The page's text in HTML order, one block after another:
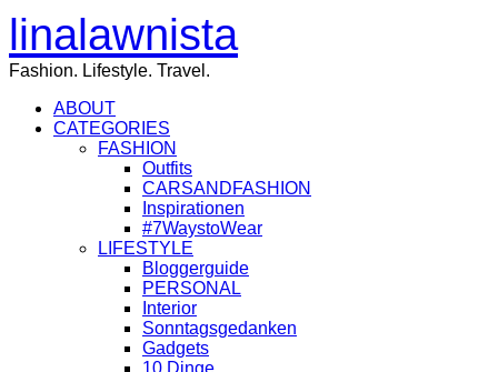
linalawnista
Fashion. Lifestyle. Travel.
ABOUT
CATEGORIES
FASHION
Outfits
CARSANDFASHION
Inspirationen
#7WaystoWear
LIFESTYLE
Bloggerguide
PERSONAL
Interior
Sonntagsgedanken
Gadgets
10 Dinge